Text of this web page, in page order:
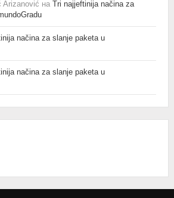
Arizanović на Tri najjeftinija načina za
načina za slanje paketa u
načina za slanje paketa u